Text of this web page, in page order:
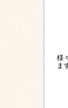
様
ま